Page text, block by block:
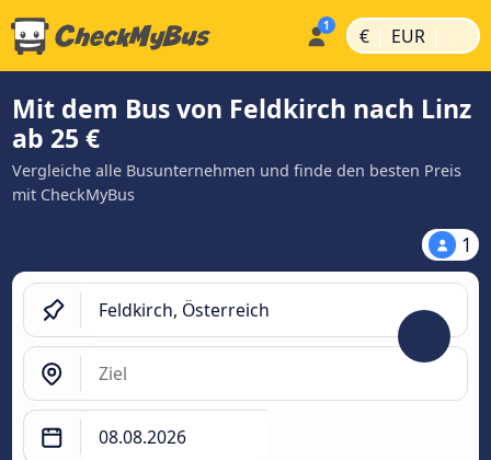
€ | EUR |
Mit dem Bus von Feldkirch nach Linz
ab 25 €
Vergleiche alle Busunternehmen und finde den besten Preis
mit CheckMyBus
1